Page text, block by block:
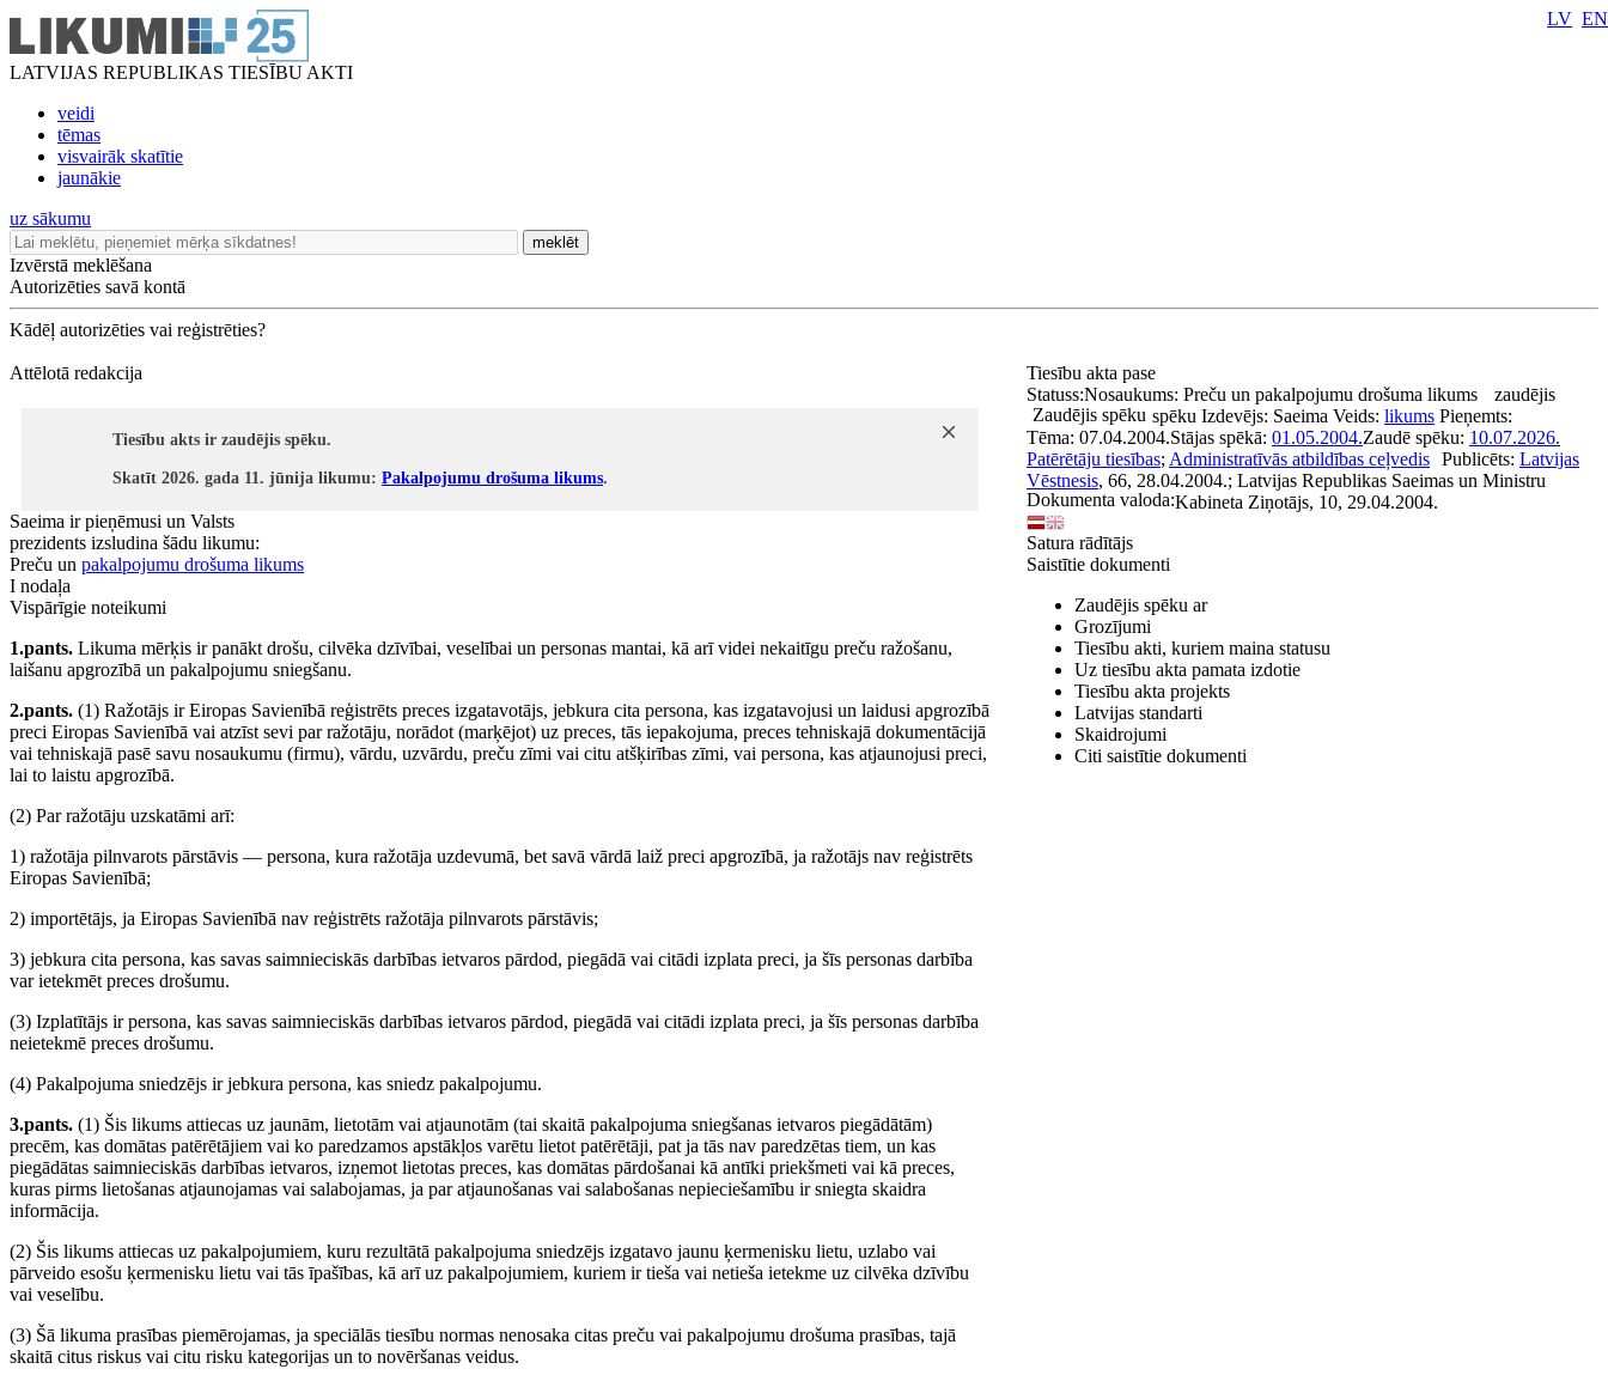
LATVIJAS REPUBLIKAS TIESĪBU AKTI
veidi
tēmas
visvairāk skatītie
jaunākie
LV EN
uz sākumu
meklēt
Izvērstā meklēšana
Autorizēties savā kontā
Kādēļ autorizēties vai reģistrēties?
Attēlotā redakcija
Tiesību akts ir zaudējis spēku.
Skatīt 2026. gada 11. jūnija likumu: Pakalpojumu drošuma likums.
Saeima ir pieņēmusi un Valsts
prezidents izsludina šādu likumu:
Preču un pakalpojumu drošuma likums
I nodaļa
Vispārīgie noteikumi
1.pants. Likuma mērķis ir panākt drošu, cilvēka dzīvībai, veselībai un personas mantai, kā arī videi nekaitīgu preču ražošanu,
laišanu apgrozībā un pakalpojumu sniegšanu.
2.pants. (1) Ražotājs ir Eiropas Savienībā reģistrēts preces izgatavotājs, jebkura cita persona, kas izgatavojusi un laidusi apgrozībā
preci Eiropas Savienībā vai atzīst sevi par ražotāju, norādot (marķējot) uz preces, tās iepakojuma, preces tehniskajā dokumentācijā
vai tehniskajā pasē savu nosaukumu (firmu), vārdu, uzvārdu, preču zīmi vai citu atšķirības zīmi, vai persona, kas atjaunojusi preci,
lai to laistu apgrozībā.
(2) Par ražotāju uzskatāmi arī:
1) ražotāja pilnvarots pārstāvis — persona, kura ražotāja uzdevumā, bet savā vārdā laiž preci apgrozībā, ja ražotājs nav reģistrēts
Eiropas Savienībā;
2) importētājs, ja Eiropas Savienībā nav reģistrēts ražotāja pilnvarots pārstāvis;
3) jebkura cita persona, kas savas saimnieciskās darbības ietvaros pārdod, piegādā vai citādi izplata preci, ja šīs personas darbība
var ietekmēt preces drošumu.
(3) Izplatītājs ir persona, kas savas saimnieciskās darbības ietvaros pārdod, piegādā vai citādi izplata preci, ja šīs personas darbība
neietekmē preces drošumu.
(4) Pakalpojuma sniedzējs ir jebkura persona, kas sniedz pakalpojumu.
3.pants. (1) Šis likums attiecas uz jaunām, lietotām vai atjaunotām (tai skaitā pakalpojuma sniegšanas ietvaros piegādātām)
precēm, kas domātas patērētājiem vai ko paredzamos apstākļos varētu lietot patērētāji, pat ja tās nav paredzētas tiem, un kas
piegādātas saimnieciskās darbības ietvaros, izņemot lietotas preces, kas domātas pārdošanai kā antīki priekšmeti vai kā preces,
kuras pirms lietošanas atjaunojamas vai salabojamas, ja par atjaunošanas vai salabošanas nepieciešamību ir sniegta skaidra
informācija.
(2) Šis likums attiecas uz pakalpojumiem, kuru rezultātā pakalpojuma sniedzējs izgatavo jaunu ķermenisku lietu, uzlabo vai
pārveido esošu ķermenisku lietu vai tās īpašības, kā arī uz pakalpojumiem, kuriem ir tieša vai netieša ietekme uz cilvēka dzīvību
vai veselību.
(3) Šā likuma prasības piemērojamas, ja speciālās tiesību normas nenosaka citas preču vai pakalpojumu drošuma prasības, tajā
skaitā citus riskus vai citu risku kategorijas un to novēršanas veidus.
Tiesību akta pase
Nosaukums: Preču un pakalpojumu drošuma likums
Statuss:
Zaudējis spēku
zaudējis
spēku Izdevējs: Saeima Veids: likums Pieņemts:
07.04.2004.Stājas spēkā: 01.05.2004.Zaudē spēku: 10.07.2026.
Tēma:
Patērētāju tiesības; Administratīvās atbildības ceļvedis Publicēts: Latvijas
Vēstnesis, 66, 28.04.2004.; Latvijas Republikas Saeimas un Ministru
Kabineta Ziņotājs, 10, 29.04.2004.
Dokumenta valoda:
Satura rādītājs
Saistītie dokumenti
Zaudējis spēku ar
Grozījumi
Tiesību akti, kuriem maina statusu
Uz tiesību akta pamata izdotie
Tiesību akta projekts
Latvijas standarti
Skaidrojumi
Citi saistītie dokumenti